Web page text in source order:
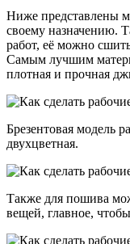
Ниже представлены
своему назначению.
работ, её можно
Самым лучшим
плотная и прочная
Брезентовая модель
двухцветная.
Также для пошива
вещей, главное,